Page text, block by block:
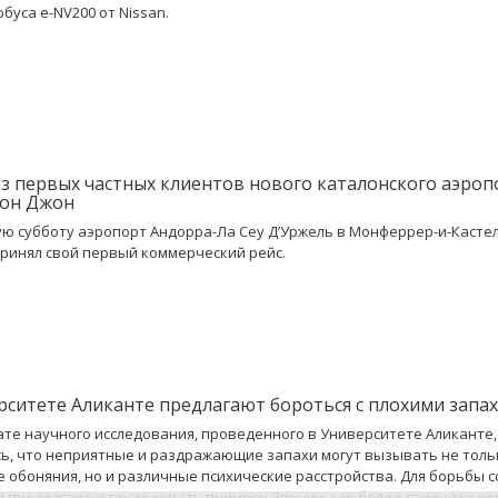
e-NV200 от Nissan.
первых частных клиентов нового каталонского
Джон
субботу аэропорт Андорра-Ла Сеу Д’Уржель в Монферрер-и-
свой первый коммерческий рейс.
Аликанте предлагают бороться с плохими
научного исследования, проведенного в Университете Аликанте,
что неприятные и раздражающие запахи могут вызывать не
обоняния, но и различные психические расстройства. Для борьбы